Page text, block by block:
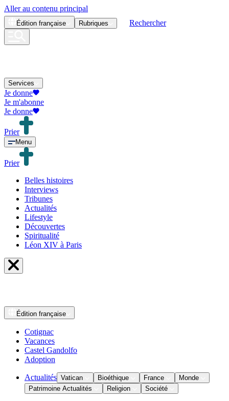
Aller au contenu principal
Édition française Rubriques Rechercher
Services
Je donne
Je m'abonne
Je donne
Prier
Menu
Prier
Belles histoires
Interviews
Tribunes
Actualités
Lifestyle
Découvertes
Spiritualité
Léon XIV à Paris
Édition française
Cotignac
Vacances
Castel Gandolfo
Adoption
Actualités Vatican Bioéthique France
Monde
Patrimoine Actualités
Religion Société